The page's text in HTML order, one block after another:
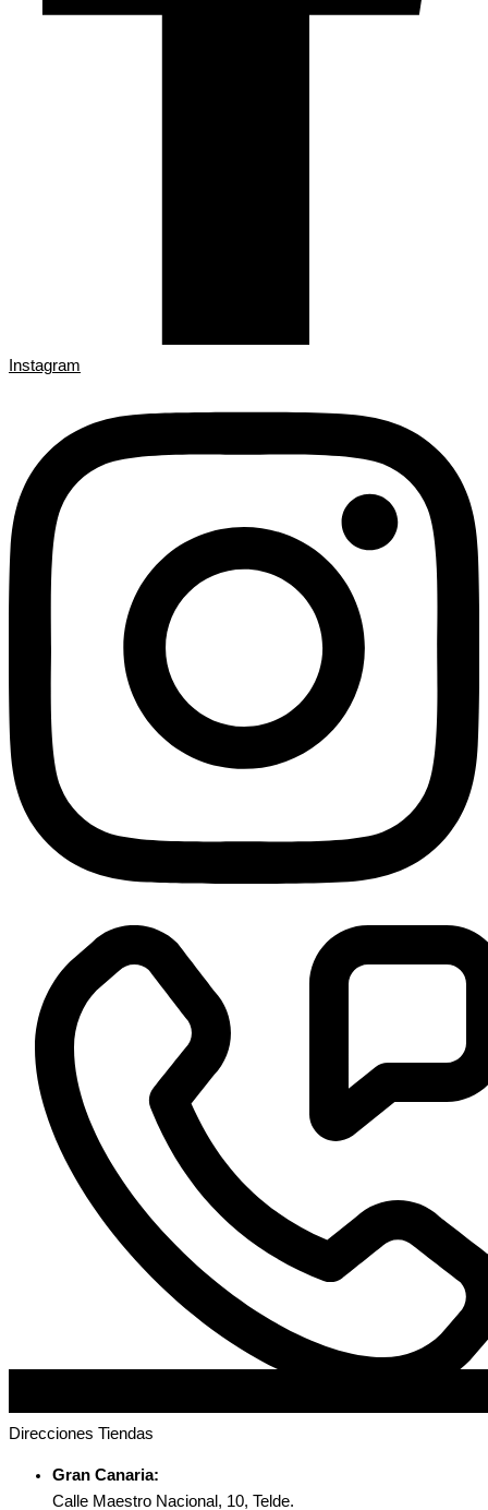
Instagram
Direcciones Tiendas
Gran Canaria:
Calle Maestro Nacional, 10, Telde.